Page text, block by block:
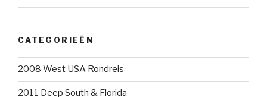
CATEGORIEËN
2008 West USA Rondreis
2011 Deep South & Florida